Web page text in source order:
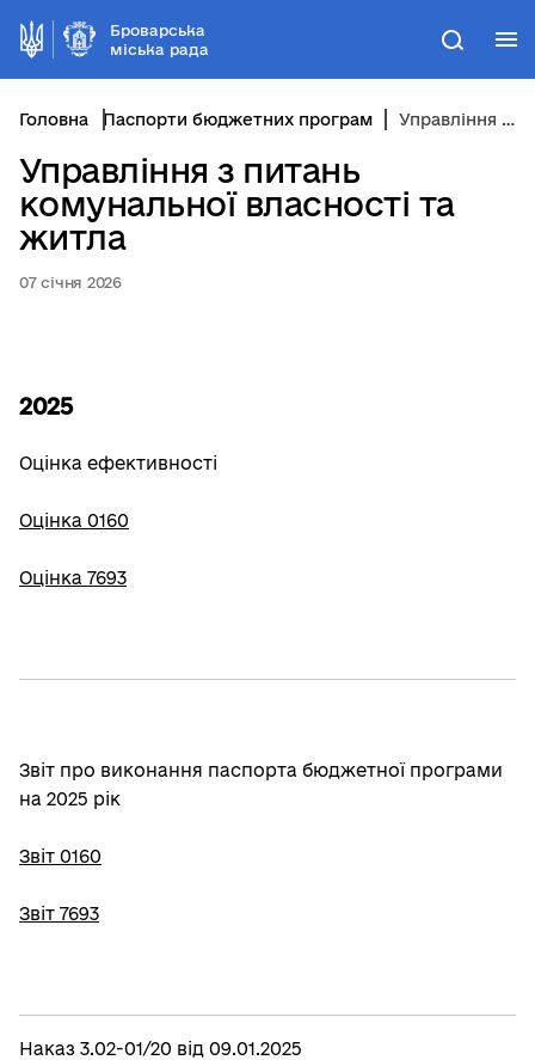
Броварська
міська рада
Пошук
Головна Паспорти бюджетних програм Управління з питань комунальної власності та житла
Управління з питань
комунальної власності та
житла
07 січня 2026
2025
Оцінка ефективності
Оцінка 0160
Оцінка 7693
Звіт про виконання паспорта бюджетної програми
на 2025 рік
Звіт 0160
Звіт 7693
Наказ 3.02-01/20 від 09.01.2025